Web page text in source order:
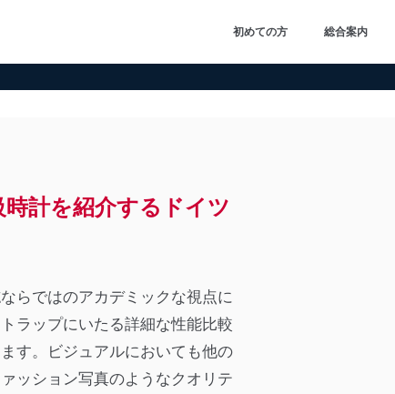
初めての方 総合案内
計を紹介するドイツ
らではのアカデミックな視点に
ラップにいたる詳細な性能比較
す。ビジュアルにおいても他の
ッション写真のようなクオリテ